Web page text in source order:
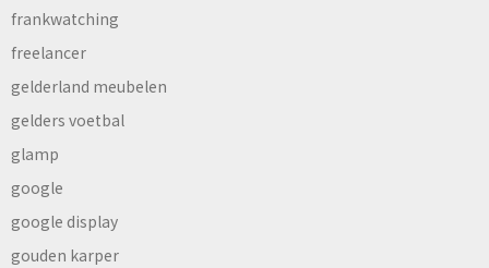
frankwatching
freelancer
gelderland meubelen
gelders voetbal
glamp
google
google display
gouden karper